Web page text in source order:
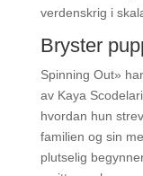
verdenskrig i
Bryster
Spinning Out»
av Kaya
hvordan hun
familien og sin
plutselig